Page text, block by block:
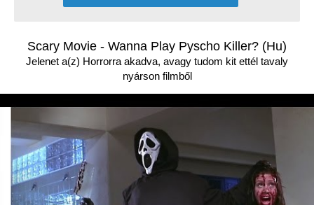
Scary Movie - Wanna Play Pyscho Killer? (Hu)
Jelenet a(z) Horrorra akadva, avagy tudom kit ettél tavaly
nyárson filmből